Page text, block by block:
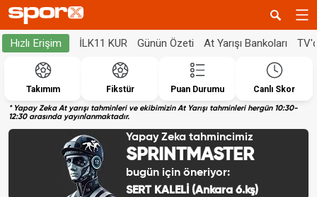
Hızlı Erişim İLK11 KUR Günün Özeti At Yarışı Bankoları
Takımım Fikstür Puan Durumu Canlı Skor
* Yapay Zeka At yarışı tahminleri ve ekibimizin At Yarışı tahminleri hergün 10:30-
12:30 arasında yayınlanmaktadır.
Yapay Zeka tahmincimiz
SPRINTMASTER
bugün için öneriyor:
SERT KALELİ (Ankara 6.kş)